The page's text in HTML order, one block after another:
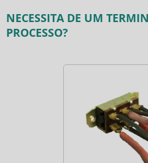
NECESSITA DE UM
PROCESSO?